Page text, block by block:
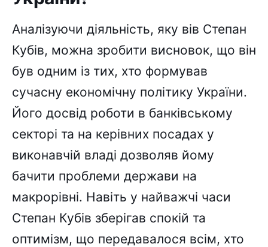
Аналізуючи діяльність, яку вів Степан
Кубів, можна зробити висновок, що він
був одним із тих, хто формував
сучасну економічну політику України.
Його досвід роботи в банківському
секторі та на керівних посадах у
виконавчій владі дозволяв йому
бачити проблеми держави на
макрорівні. Навіть у найважчі часи
Степан Кубів зберігав спокій та
оптимізм, що передавалося всім, хто